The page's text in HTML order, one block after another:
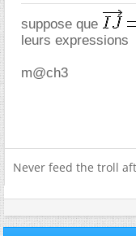
suppose que
leurs expressions
m@ch3
Never feed the troll